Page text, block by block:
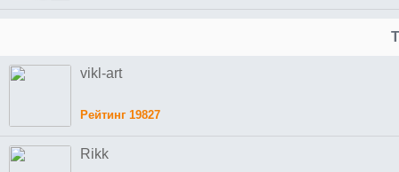
vikl-art
Рейтинг 19827
Rikk